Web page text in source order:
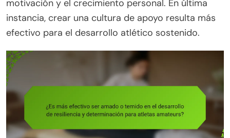
motivación y el crecimiento personal. En última
instancia, crear una cultura de apoyo resulta más
efectivo para el desarrollo atlético sostenido.